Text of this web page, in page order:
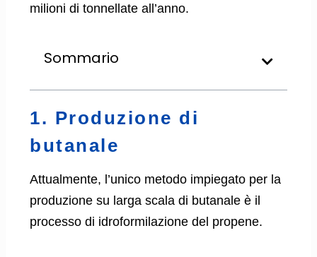
milioni di tonnellate all’anno.
Sommario
1. Produzione di
butanale
Attualmente, l’unico metodo impiegato per la
produzione su larga scala di butanale è il
processo di idroformilazione del propene.